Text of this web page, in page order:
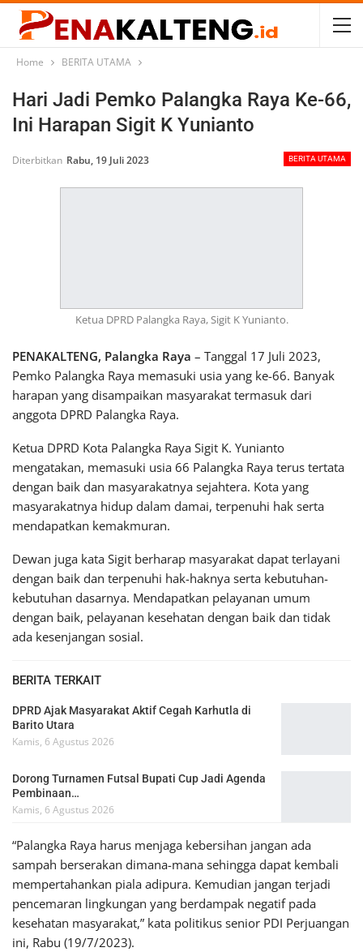
Home BERITA UTAMA
Hari Jadi Pemko Palangka Raya Ke-66,
Ini Harapan Sigit K Yunianto
BERITA UTAMA
Diterbitkan Rabu, 19 Juli 2023
Ketua DPRD Palangka Raya, Sigit K Yunianto.
PENAKALTENG, Palangka Raya – Tanggal 17 Juli 2023,
Pemko Palangka Raya memasuki usia yang ke-66. Banyak
harapan yang disampaikan masyarakat termasuk dari
anggota DPRD Palangka Raya.
Ketua DPRD Kota Palangka Raya Sigit K. Yunianto
mengatakan, memasuki usia 66 Palangka Raya terus tertata
dengan baik dan masyarakatnya sejahtera. Kota yang
masyarakatnya hidup dalam damai, terpenuhi hak serta
mendapatkan kemakmuran.
Dewan juga kata Sigit berharap masyarakat dapat terlayani
dengan baik dan terpenuhi hak-haknya serta kebutuhan-
kebutuhan dasarnya. Mendapatkan pelayanan umum
dengan baik, pelayanan kesehatan dengan baik dan tidak
ada kesenjangan sosial.
BERITA TERKAIT
DPRD Ajak Masyarakat Aktif Cegah Karhutla di
Barito Utara
Kamis, 6 Agustus 2026
Dorong Turnamen Futsal Bupati Cup Jadi Agenda
Pembinaan…
Kamis, 6 Agustus 2026
“Palangka Raya harus menjaga kebersihan jangan ada
sampah berserakan dimana-mana sehingga dapat kembali
mempertahankan piala adipura. Kemudian jangan terjadi
pencemaran lingkungan yang berdampak negatif pada
kesehatan masyarakat,” kata politikus senior PDI Perjuangan
ini, Rabu (19/7/2023).